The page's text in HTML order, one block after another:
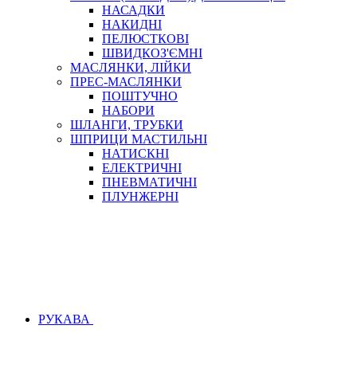
НАСАДКИ
НАКИДНІ
ПЕЛЮСТКОВІ
ШВИДКОЗ'ЄМНІ
МАСЛЯНКИ, ЛІЙКИ
ПРЕС-МАСЛЯНКИ
ПОШТУЧНО
НАБОРИ
ШЛАНГИ, ТРУБКИ
ШПРИЦИ МАСТИЛЬНІ
НАТИСКНІ
ЕЛЕКТРИЧНІ
ПНЕВМАТИЧНІ
ПЛУНЖЕРНІ
РУКАВА